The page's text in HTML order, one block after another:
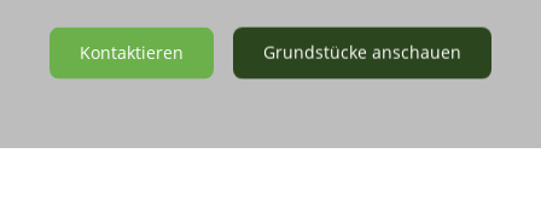
Kontaktieren Grundstücke anschauen